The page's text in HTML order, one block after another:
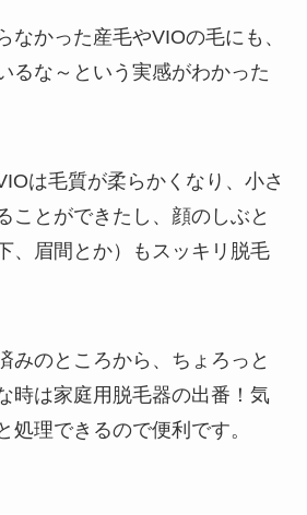
なかった産毛やVIOの毛にも、
るな～という実感がわかった
は毛質が柔らかくなり、小さ
ことができたし、顔のしぶと
、眉間とか）もスッキリ脱毛
みのところから、ちょろっと
時は家庭用脱毛器の出番！気
処理できるので便利です。